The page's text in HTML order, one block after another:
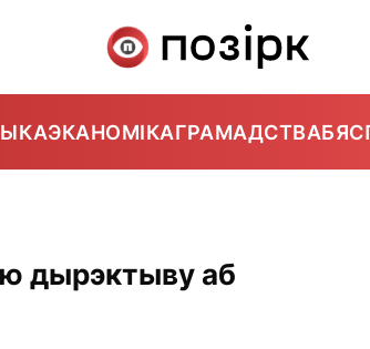
ЭКАНОМІКАГРАМАДСТВА
дырэктыву аб